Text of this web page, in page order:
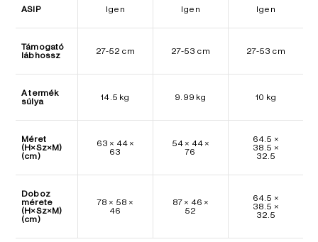
ASIP Igen Igen Igen
Támogató
lábhossz
27-52 cm 27-53 cm 27-53 cm
A termék
súlya
14.5 kg 9.99 kg 10 kg
Méret
(H×Sz×M)
(cm)
63 × 44 ×
63
54 × 44 ×
76
64.5 ×
38.5 ×
32.5
Doboz
mérete
(H×Sz×M)
(cm)
78 × 58 ×
46
87 × 46 ×
52
64.5 ×
38.5 ×
32.5